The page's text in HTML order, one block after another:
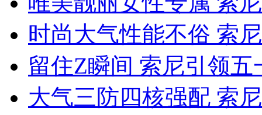
时尚大气性能不俗 索
留住Z瞬间 索尼引领五
大气三防四核强配 索